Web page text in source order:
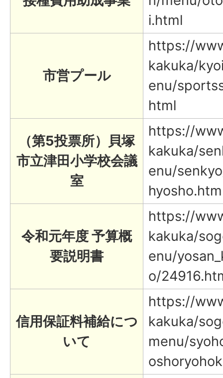
i.html
市営プール
https://
kakuka/
enu/
html
（第5投票所）貝塚
市立津田小学校会議
室
https://
kakuka/
enu/
令和元年度 予算概
要説明書
https://
kakuka/
enu/
o/
信用保証料補給につ
いて
https://
kakuka/
menu/